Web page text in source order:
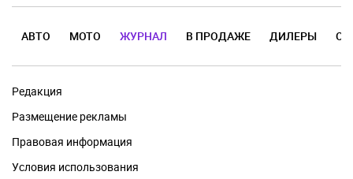
АВТО МОТО ЖУРНАЛ В ПРОДАЖЕ ДИЛЕРЫ
Редакция
Размещение рекламы
Правовая информация
Условия использования